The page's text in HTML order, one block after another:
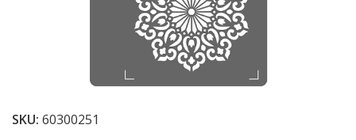
SKU: 60300251